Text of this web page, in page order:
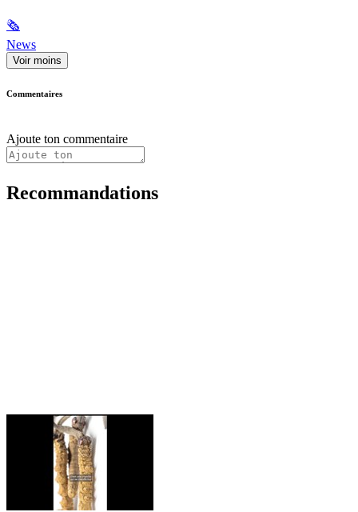
🗞
News
Voir moins
Commentaires
Ajoute ton commentaire
Recommandations